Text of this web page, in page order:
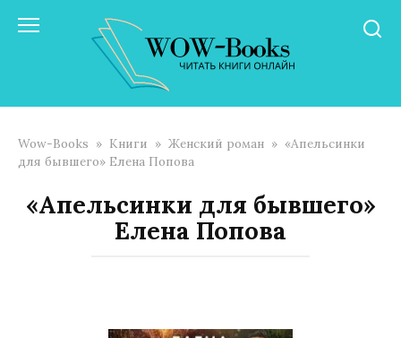
Wow-Books » Книги » Женский роман » «Апельсинки
для бывшего» Елена Попова
«Апельсинки для бывшего»
Елена Попова